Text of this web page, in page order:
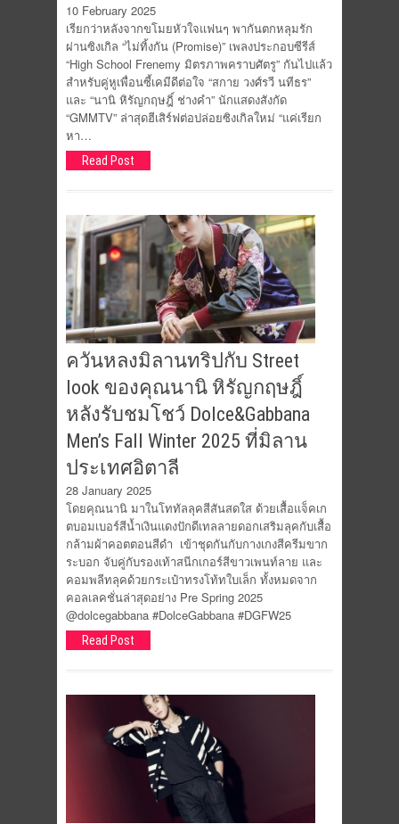
10 February 2025
เรียกว่าหลังจากขโมยหัวใจแฟนๆ พากันตกหลุมรัก
ผ่านซิงเกิล “ไม่ทิ้งกัน (Promise)” เพลงประกอบซีรีส์
“High School Frenemy มิตรภาพคราบศัตรู” กันไปแล้ว
สำหรับคู่หูเพื่อนซี้เคมีดีต่อใจ “สกาย วงศ์รวี นทีธร”
และ “นานิ หิรัญกฤษฎิ์ ช่างคำ” นักแสดงสังกัด
“GMMTV” ล่าสุดฮีเสิร์ฟต่อปล่อยซิงเกิลใหม่ “แค่เรียก
หา…
Read Post
ควันหลงมิลานทริปกับ Street
look ของคุณนานิ หิรัญกฤษฎิ์
หลังรับชมโชว์ Dolce&Gabbana
Men’s Fall Winter 2025 ที่มิลาน
ประเทศอิตาลี
28 January 2025
โดยคุณนานิ มาในโททัลลุคสีสันสดใส ด้วยเสื้อแจ็คเก
ตบอมเบอร์สีน้ำเงินแดงปักดีเทลลายดอกเสริมลุคกับเสื้อ
กล้ามผ้าคอตตอนสีดำ เข้าชุดกันกับกางเกงสีครีมขาก
ระบอก จับคู่กับรองเท้าสนีกเกอร์สีขาวเพนท์ลาย และ
คอมพลีทลุคด้วยกระเป๋าทรงโท้ทใบเล็ก ทั้งหมดจาก
คอลเลคชั่นล่าสุดอย่าง Pre Spring 2025
@dolcegabbana #DolceGabbana #DGFW25
Read Post